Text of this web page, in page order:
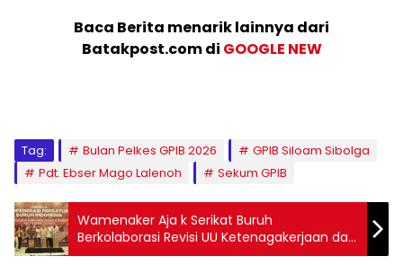
Baca Berita menarik lainnya dari
Batakpost.com di GOOGLE NEW
Tag: Bulan Pelkes GPIB 2026
GPIB Siloam Sibolga
Pdt. Ebser Mago Lalenoh
Sekum GPIB
Wamenaker Aja k Serikat Buruh
Berkolaborasi Revisi UU Ketenagakerjaan dan
Regulasi K3